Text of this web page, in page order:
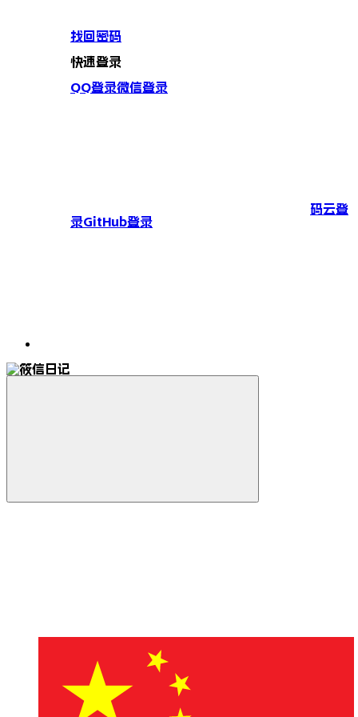
找回密码
快速登录
QQ登录微信登录
码云登
录GitHub登录